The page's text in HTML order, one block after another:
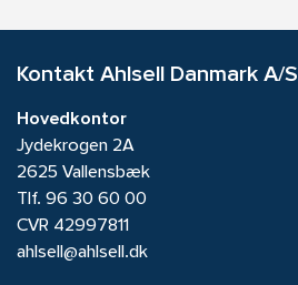
Kontakt Ahlsell Danmark A/S
Hovedkontor
Jydekrogen 2A
2625 Vallensbæk
Tlf. 96 30 60 00
CVR 42997811
ahlsell@ahlsell.dk